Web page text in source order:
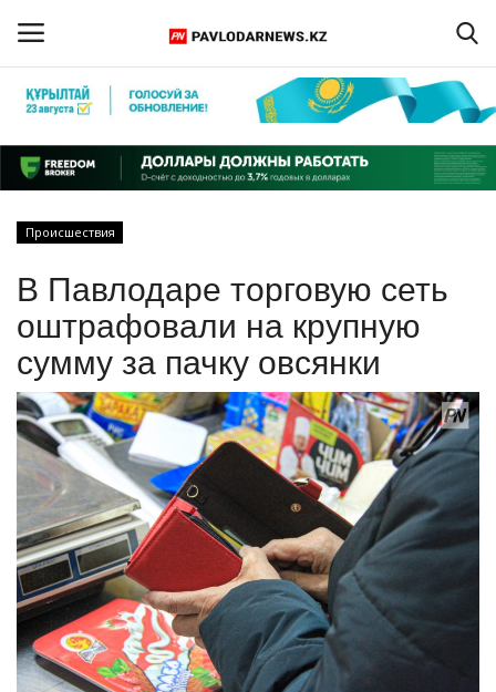
Регистрация
Главная
ПАВЛОДАРСКАЯ ОБЛАСТЬ
КАЗАХСТАН
МИР
СПЕЦПРОЕКТЫ
СПОРТ
Чек-лист
РАЗВЛЕЧЕНИЯ
Происшествия
В Павлодаре торговую сеть
оштрафовали на крупную
сумму за пачку овсянки